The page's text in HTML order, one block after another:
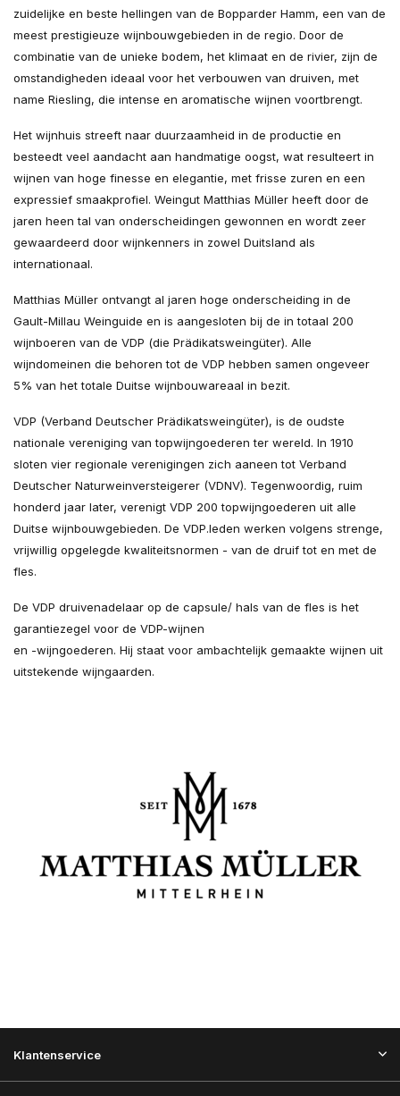
zuidelijke en beste hellingen van de Bopparder Hamm, een van de
meest prestigieuze wijnbouwgebieden in de regio. Door de
combinatie van de unieke bodem, het klimaat en de rivier, zijn de
omstandigheden ideaal voor het verbouwen van druiven, met
name Riesling, die intense en aromatische wijnen voortbrengt.
Het wijnhuis streeft naar duurzaamheid in de productie en
besteedt veel aandacht aan handmatige oogst, wat resulteert in
wijnen van hoge finesse en elegantie, met frisse zuren en een
expressief smaakprofiel. Weingut Matthias Müller heeft door de
jaren heen tal van onderscheidingen gewonnen en wordt zeer
gewaardeerd door wijnkenners in zowel Duitsland als
internationaal.
Matthias Müller ontvangt al jaren hoge onderscheiding in de
Gault-Millau Weinguide en is aangesloten bij de in totaal 200
wijnboeren van de VDP (die Prädikatsweingüter). Alle
wijndomeinen die behoren tot de VDP hebben samen ongeveer
5% van het totale Duitse wijnbouwareaal in bezit.
VDP (Verband Deutscher Prädikatsweingüter), is de oudste
nationale vereniging van topwijngoederen ter wereld. In 1910
sloten vier regionale verenigingen zich aaneen tot Verband
Deutscher Naturweinversteigerer (VDNV). Tegenwoordig, ruim
honderd jaar later, verenigt VDP 200 topwijngoederen uit alle
Duitse wijnbouwgebieden. De VDP.leden werken volgens strenge,
vrijwillig opgelegde kwaliteitsnormen - van de druif tot en met de
fles.
De VDP druivenadelaar op de capsule/ hals van de fles is het
garantiezegel voor de VDP-wijnen
en -wijngoederen. Hij staat voor ambachtelijk gemaakte wijnen uit
uitstekende wijngaarden.
Klantenservice